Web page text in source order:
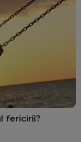
fericirii?